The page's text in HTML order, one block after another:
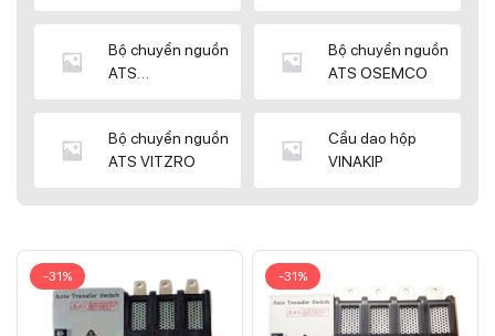
Bộ chuyển nguồn
ATS
Bộ chuyển nguồn
ATS OSEMCO
Bộ chuyển nguồn
ATS VITZRO
Cầu dao hộp
VINAKIP
-31% -31%